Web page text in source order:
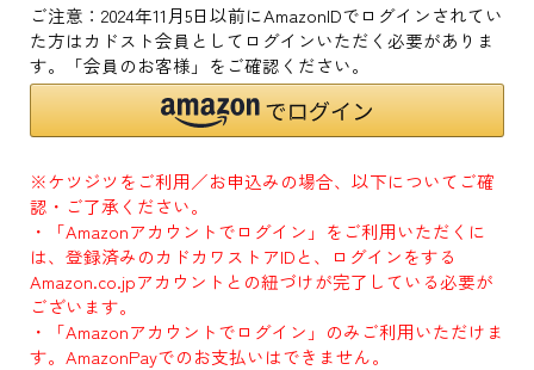
ご注意：2024年11月5日以前にAmazonIDでログインされてい
た方はカドスト会員としてログインいただく必要がありま
す。「会員のお客様」をご確認ください。
※ケツジツをご利用／お申込みの場合、以下についてご確
認・ご了承ください。
・「Amazonアカウントでログイン」をご利用いただくに
は、登録済みのカドカワストアIDと、ログインをする
Amazon.co.jpアカウントとの紐づけが完了している必要が
ございます。
・「Amazonアカウントでログイン」のみご利用いただけま
す。AmazonPayでのお支払いはできません。